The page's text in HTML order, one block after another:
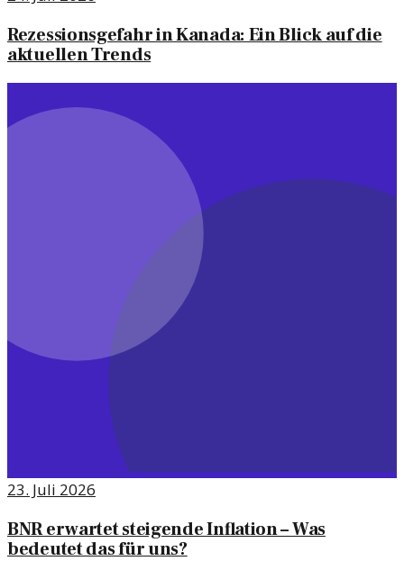
Rezessionsgefahr in Kanada: Ein Blick auf die
aktuellen Trends
23. Juli 2026
BNR erwartet steigende Inflation – Was
bedeutet das für uns?